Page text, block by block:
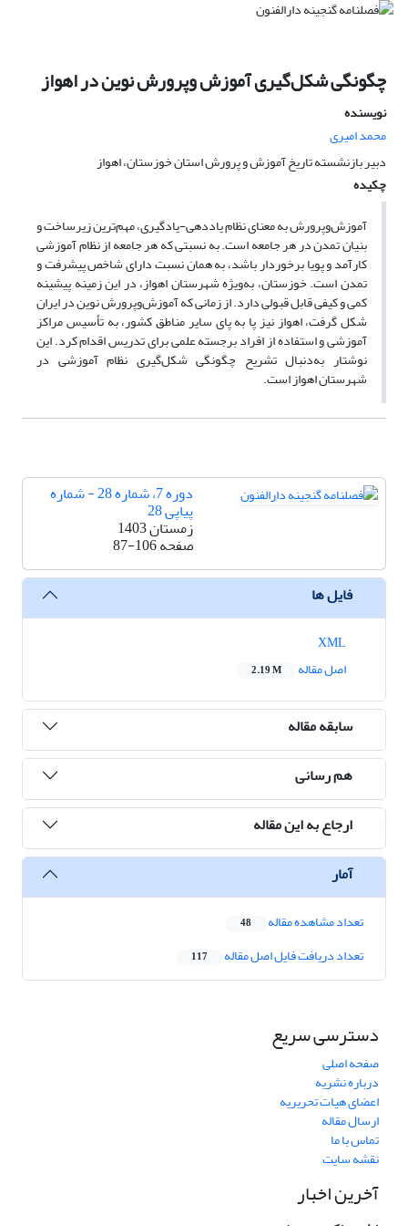
چگونگی شکل‌گیری آموزش وپرورش نوین در اهواز
نویسنده
محمد امیری
دبیر بازنشسته تاریخ آموزش و پرورش استان خوزستان، اهواز
چکیده
آموزش‌وپرورش به معنای نظام یاددهی-یادگیری، مهم‌ترین زیرساخت و
بنیان تمدن در هر جامعه است. به نسبتی که هر جامعه از نظام آموزشی
کارآمد و پویا برخوردار باشد، به همان نسبت دارای شاخص پیشرفت و
تمدن است. خوزستان، به‌ویژه شهرستان اهواز، در این زمینه پیشینه
کمی و کیفی قابل قبولی دارد. از زمانی که آموزش‌وپرورش نوین در ایران
شکل گرفت، اهواز نیز پا به پای سایر مناطق کشور، به تأسیس مراکز
آموزشی و استفاده از افراد برجسته علمی برای تدریس اقدام کرد. این
نوشتار به‌دنبال تشریح چگونگی شکل‌گیری نظام آموزشی در
شهرستان اهواز است.
دوره 7، شماره 28 - شماره
پیاپی 28
زمستان 1403
صفحه87-106
فایل ها
اصل مقاله
2.19 M
سابقه مقاله
هم رسانی
ارجاع به این مقاله
آمار
تعداد مشاهده مقاله 48
تعداد دریافت فایل اصل مقاله 117
دسترسی سریع
صفحه اصلی
درباره نشریه
اعضای هیات تحریریه
ارسال مقاله
تماس با ما
نقشه سایت
آخرین اخبار